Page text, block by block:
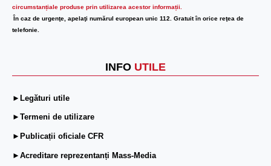
circumstanțiale produse prin utilizarea acestor informații.
În caz de urgenţe, apelaţi numărul european unic 112. Gratuit în orice reţea de
telefonie.
INFO UTILE
►Legături utile
►Termeni de utilizare
►Publicații oficiale CFR
►Acreditare reprezentanți Mass-Media